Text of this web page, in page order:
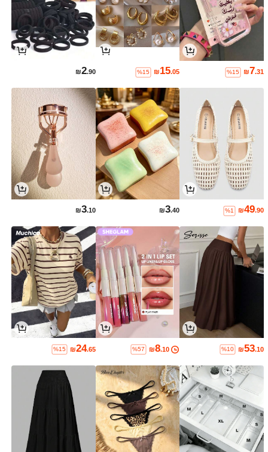
₪7.31
%15
₪15.05
%15
₪2.90
₪49.90
%1
₪3.40
₪3.10
₪53.10
%10
₪8.10
%57
₪24.65
%15